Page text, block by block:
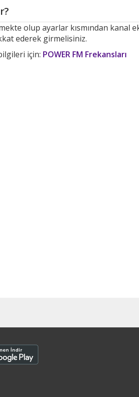
olup ayarlar kısmından kanal
ederek girmelisiniz.
için: POWER FM Frekansları